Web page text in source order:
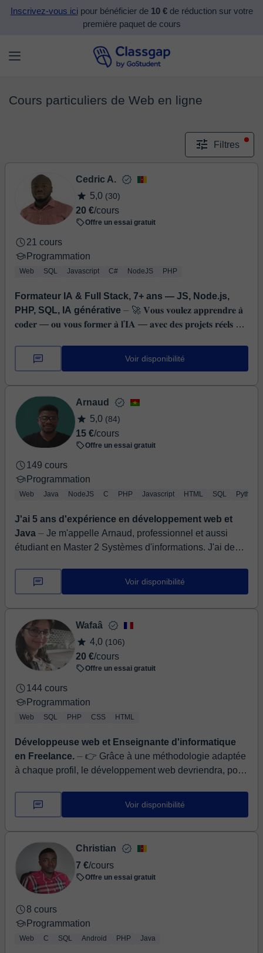
Inscrivez-vous icipour bénéficier de 10 €de réduction sur votre
première paquet de cours
Cours particuliers de Web en ligne
Filtres
Cedric A.
5,0 (30)
20 €/cours
Offre un essai gratuit
21 cours
Programmation
Web SQL Javascript C# NodeJS PHP
Formateur IA & Full Stack, 7+ ans — JS, Node.js,
PHP, SQL, IA générative ⏤ 🚀 𝐕𝐨𝐮𝐬 𝐯𝐨𝐮𝐥𝐞𝐳 𝐚𝐩𝐩𝐫𝐞𝐧𝐝𝐫𝐞 𝐚̀
𝐜𝐨𝐝𝐞𝐫 — 𝐨𝐮 𝐯𝐨𝐮𝐬 𝐟𝐨𝐫𝐦𝐞𝐫 𝐚̀ 𝐥'𝐈𝐀 — 𝐚𝐯𝐞𝐜 𝐝𝐞𝐬 𝐩𝐫𝐨𝐣𝐞𝐭𝐬 𝐫𝐞́𝐞𝐥𝐬 ?
Voir disponibilité
Arnaud
5,0 (84)
15 €/cours
Offre un essai gratuit
149 cours
Programmation
Web Java NodeJS C PHP Javascript HTML SQL Python
J'ai 5 ans d'expérience en développement web et
Java ⏤ Je m'appelle Arnaud, professionnel et aussi
étudiant en Master 2 Systèmes d'informations. J'ai de
Voir disponibilité
Wafaâ
4,0 (106)
20 €/cours
Offre un essai gratuit
144 cours
Programmation
Web SQL PHP CSS HTML
Développeuse web et Enseignante d'informatique
en Freelance. ⏤ 👉 Grâce à une méthodologie adaptée
à chaque profil, le développement web devriendra, pour
Mathématiq...
Voir disponibilité
Christian
7 €/cours
Offre un essai gratuit
8 cours
Programmation
Web C SQL Android PHP Java